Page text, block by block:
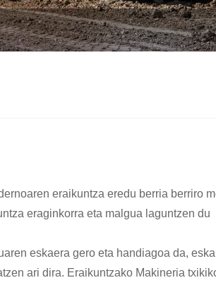
eraikuntza eredu berria berriro
eraginkorra eta malgua laguntzen du
eskaera gero eta handiagoa da,
ari dira. Eraikuntzako Makineria